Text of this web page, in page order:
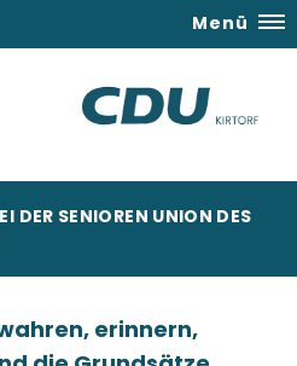
Menü
DER SENIOREN UNION DES
erinnern,